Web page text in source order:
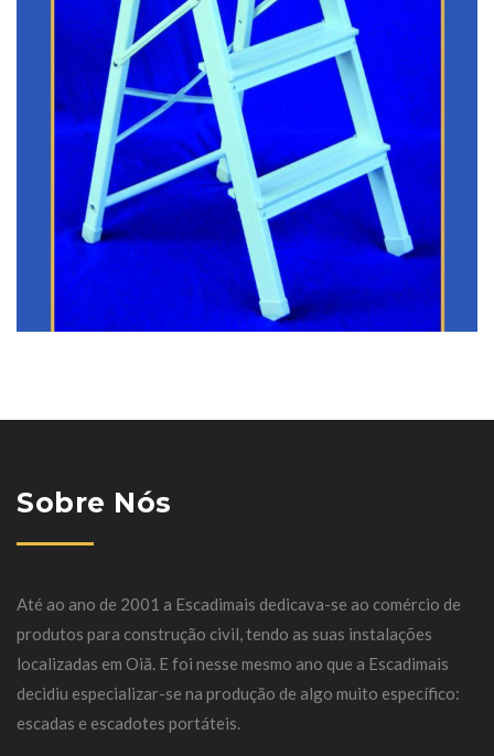
Sobre Nós
Até ao ano de 2001 a Escadimais dedicava-se ao comércio de
produtos para construção civil, tendo as suas instalações
localizadas em Oiã. E foi nesse mesmo ano que a Escadimais
decidiu especializar-se na produção de algo muito específico:
escadas e escadotes portáteis.